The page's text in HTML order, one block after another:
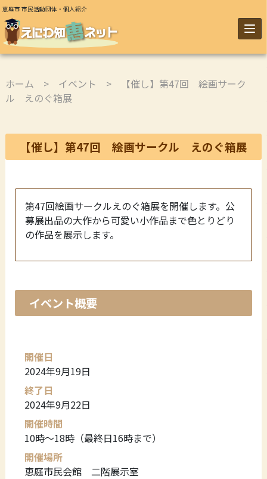
恵庭市 市民活動団体・個人紹介
ホーム > イベント > 【催し】第47回 絵画サーク
ル えのぐ箱展
【催し】第47回 絵画サークル えのぐ箱展
第47回絵画サークルえのぐ箱展を開催します。公
募展出品の大作から可愛い小作品まで色とりどり
の作品を展示します。
イベント概要
開催日
2024年9月19日
終了日
2024年9月22日
開催時間
10時～18時（最終日16時まで）
開催場所
恵庭市民会館 二階展示室